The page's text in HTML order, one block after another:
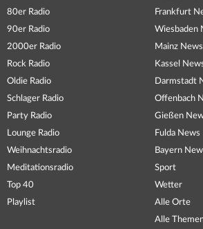
80er Radio
90er Radio
2000er Radio
Rock Radio
Oldie Radio
Schlager Radio
Party Radio
Lounge Radio
Weihnachtsradio
Meditationsradio
Top 40
Playlist
Frankfurt
Wiesbaden
Mainz News
Kassel
Darmstadt
Offenbach
Gießen
Fulda News
Bayern
Sport
Wetter
Alle Orte
Alle